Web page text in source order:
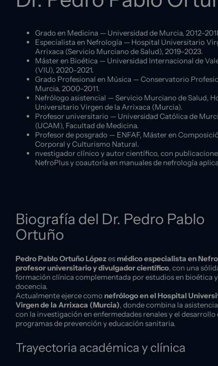
Grado en Medicina — Universidad de Murcia,
Especialista en Nefrología — Hospital Universitario
Arrixaca (Servicio Murciano de Salud), 2019–2023.
Máster en Bioética — Universidad Internacional de
(VIU), 2020–2021.
Grado Profesional en Música — Conservatorio
Murcia, 2000–2011.
Nefrólogo asistencial — Servicio Murciano de Salud,
Universitario Virgen de la Arrixaca (Murcia).
Profesor universitario — Universidad Católica de
(UCAM), Facultad de Medicina.
Profesor de posgrado — ENFAF, Máster en
Corporal y Culturismo Natural.
nvestigador clínico y autor científico, con
NefroPlus y coautoría en manuales de nefrología
Biografía del Dr. Pedro Pablo
Ortuño
Pedro Pablo Ortuño Lópezes médico especialista en
profesor universitario y divulgador científico, con una
formación clínica complementada por estudios en bioética y
docencia.
Actualmente ejerce como nefrólogo en el Hospital
Virgen de la Arrixaca (Murcia), donde combina la
con la investigación en enfermedades renales y el desarrollo
programas de prevención y educación sanitaria.
Trayectoria académica y clínica